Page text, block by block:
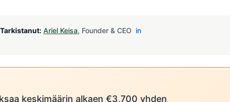
Tarkistanut: Ariel Keisa, Founder & CEO in
keskimäärin alkaen €3,700 yhden